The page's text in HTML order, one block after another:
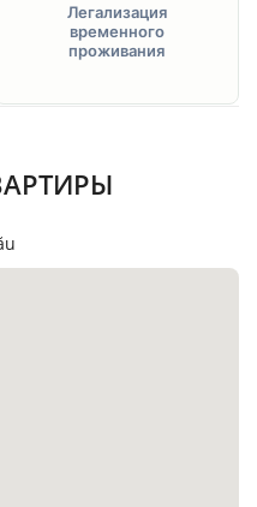
Легализация
временного
проживания